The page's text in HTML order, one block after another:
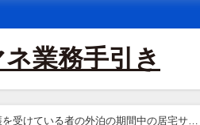
業務手引き
受けている者の外泊の期間中の居宅サー